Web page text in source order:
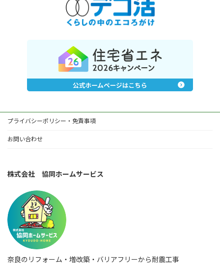
プライバシーポリシー・免責事項
お問い合わせ
株式会社 協同ホームサービス
奈良のリフォーム・増改築・バリアフリーから耐震工事